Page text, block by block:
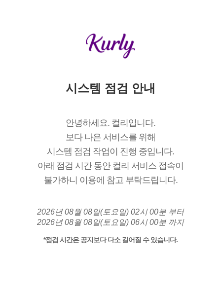
시스템 점검 안내
안녕하세요. 컬리입니다.
보다 나은 서비스를 위해
시스템 점검 작업이 진행 중입니다.
아래 점검 시간 동안 컬리 서비스 접속이
불가하니 이용에 참고 부탁드립니다.
2026년 08월 08일(토요일) 02시 00분 부터
2026년 08월 08일(토요일) 06시 00분 까지
*점검 시간은 공지보다 다소 길어질 수 있습니다.